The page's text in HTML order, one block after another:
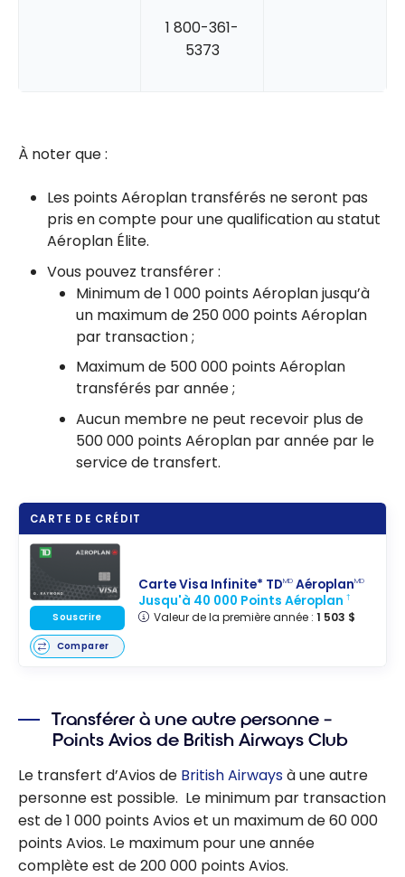
1 800-361-
5373
À noter que :
Les points Aéroplan transférés ne seront pas
pris en compte pour une qualification au statut
Aéroplan Élite.
Vous pouvez transférer :
Minimum de 1 000 points Aéroplan jusqu’à
un maximum de 250 000 points Aéroplan
par transaction ;
Maximum de 500 000 points Aéroplan
transférés par année ;
Aucun membre ne peut recevoir plus de
500 000 points Aéroplan par année par le
service de transfert.
CARTE DE CRÉDIT
Carte Visa Infinite* TDMD AéroplanMD
Jusqu'à 40 000 Points Aéroplan†
Valeur de la première année : 1 503 $
Souscrire
Comparer
Transférer à une autre personne –
Points Avios de British Airways Club
Le transfert d’Avios de British Airwaysà une autre
personne est possible. Le minimum par transaction
est de 1 000 points Avios et un maximum de 60 000
points Avios. Le maximum pour une année
complète est de 200 000 points Avios.